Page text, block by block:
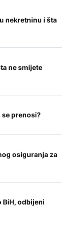
nekretninu i šta
ne smijete
se prenosi?
osiguranja za
BiH, odbijeni